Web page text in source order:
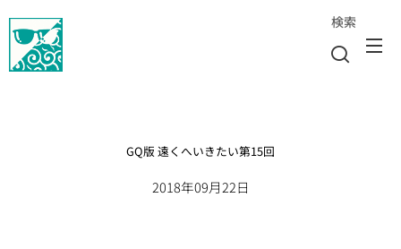
検索
GQ版 遠くへいきたい第15回
2018年09月22日